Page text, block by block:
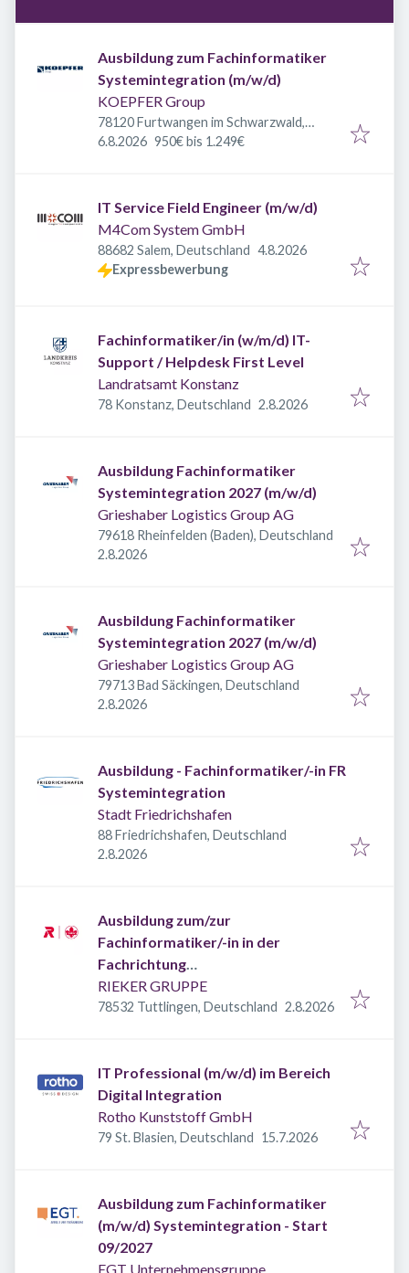
Ausbildung zum Fachinformatiker
Systemintegration (m/w/d)
KOEPFER Group
78120 Furtwangen im Schwarzwald,
Deutschland
Veröffentlicht:
6.8.2026 950€ bis 1.249€
IT Service Field Engineer (m/w/d)
M4Com System GmbH
88682 Salem, Deutschland Veröffentlicht
4.8.2026
Expressbewerbung
Fachinformatiker/in (w/m/d) IT-
Support / Helpdesk First Level
Landratsamt Konstanz
78 Konstanz, Deutschland Veröffentlicht
2.8.2026
Ausbildung Fachinformatiker
Systemintegration 2027 (m/w/d)
Grieshaber Logistics Group AG
79618 Rheinfelden (Baden), Deutschland
Veröffentlicht
2.8.2026
Ausbildung Fachinformatiker
Systemintegration 2027 (m/w/d)
Grieshaber Logistics Group AG
79713 Bad Säckingen, Deutschland
Veröffentlicht
2.8.2026
Ausbildung - Fachinformatiker/-in FR
Systemintegration
Stadt Friedrichshafen
88 Friedrichshafen, Deutschland
Veröffentlicht
2.8.2026
Ausbildung zum/zur
Fachinformatiker/-in in der
Fachrichtung
‚Anwendungsentwicklung‘ ab
September 2027
RIEKER GRUPPE
78532 Tuttlingen, Deutschland Veröffentlicht
2.8.2026
IT Professional (m/w/d) im Bereich
Digital Integration
Rotho Kunststoff GmbH
79 St. Blasien, Deutschland Veröffentlicht
15.7.2026
Ausbildung zum Fachinformatiker
(m/w/d) Systemintegration - Start
09/2027
EGT Unternehmensgruppe